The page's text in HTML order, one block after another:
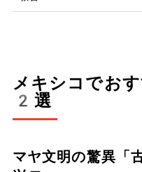
メキシコでお
2選
マヤ文明の驚異「